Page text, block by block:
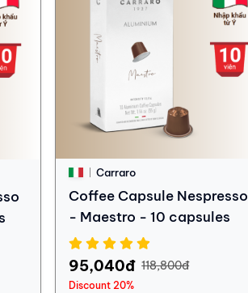
Carraro
Coffee Capsule Nespresso
- Maestro - 10 capsules
95,040đ 118,800đ
Discount 20%